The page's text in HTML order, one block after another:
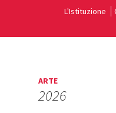
L'Istituzione
ARTE
2026